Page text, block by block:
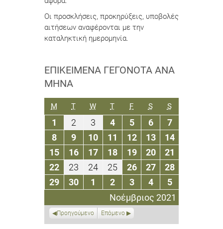
Οι προσκλήσεις, προκηρύξεις, υποβολές
αιτήσεων αναφέρονται με την
καταληκτική ημερομηνία.
ΕΠΙΚΕΊΜΕΝΑ ΓΕΓΟΝΌΤΑ ΑΝΆ
ΜΉΝΑ
Νοέμβριος 2021
M ΔΕΥΤΈΡΑ
TΤΡΊΤΗ
WΤΕΤΆΡΤΗ
TΠΈΜΠΤΗ
FΠΑΡΑΣΚΕΥΉ
SΣΆΒΒΑΤΟ
SΚΥΡΙΑΚΉ
1
Νοεμβρίου
2021
2
Νοεμβρίου
2021
3
Νοεμβρίου
2021
44
Νοεμβρίου
2021
55
Νοεμβρίου
2021
66
Νοεμβρίου
2021
77
Νοεμβρίου
2021
88
Νοεμβρίου
2021
99
Νοεμβρίου
2021
1010
Νοεμβρίου
2021
11
Νοεμβρίου
2021
1212
Νοεμβρίου
2021
1313
Νοεμβρίου
2021
1414
Νοεμβρίου
2021
1515
Νοεμβρίου
2021
1616
Νοεμβρίου
2021
1717
Νοεμβρίου
2021
1818
Νοεμβρίου
2021
1919
Νοεμβρίου
2021
2020
Νοεμβρίου
2021
21
Νοεμβρίου
2021
2222
Νοεμβρίου
2021
23
Νοεμβρίου
2021
2424
Νοεμβρίου
2021
2525
Νοεμβρίου
2021
2626
Νοεμβρίου
2021
2727
Νοεμβρίου
2021
2828
Νοεμβρίου
2021
2929
Νοεμβρίου
3030
Νοεμβρίου
1
Δεκεμβρίου
2021
22
Δεκεμβρίου
2021
33
Δεκεμβρίου
2021
44
Δεκεμβρίου
2021
55
Δεκεμβρίου
2021
Προηγούμενο Επόμενο